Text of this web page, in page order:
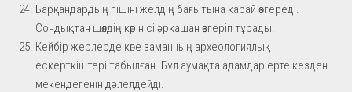
Барқандардың пішіні желдің бағытына қарай өзгереді.
Сондықтан шөлдің көрінісі әрқашан өзгеріп тұрады.
Кейбір жерлерде көне заманның археологиялық
ескерткіштері табылған. Бұл аумақта адамдар ерте кезден
мекендегенін дәлелдейді.